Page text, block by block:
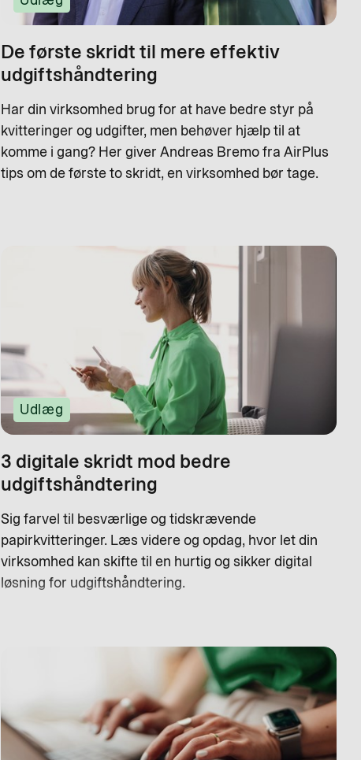
De første skridt til mere effektiv
udgiftshåndtering
Har din virksomhed brug for at have bedre styr på
kvitteringer og udgifter, men behøver hjælp til at
komme i gang? Her giver Andreas Bremo fra AirPlus
tips om de første to skridt, en virksomhed bør tage.
Udlæg
3 digitale skridt mod bedre
udgiftshåndtering
Sig farvel til besværlige og tidskrævende
papirkvitteringer. Læs videre og opdag, hvor let din
virksomhed kan skifte til en hurtig og sikker digital
løsning for udgiftshåndtering.